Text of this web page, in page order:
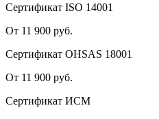
Сертификат ISO 14001
От 11 900 руб.
Сертификат OHSAS 18001
От 11 900 руб.
Сертификат ИСМ